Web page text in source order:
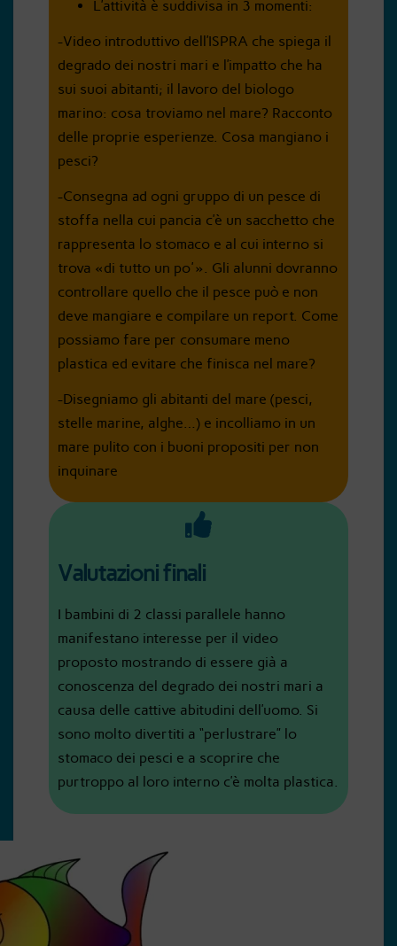
L’attività è suddivisa in 3 momenti:
-Video introduttivo dell’ISPRA che spiega il
degrado dei nostri mari e l’impatto che ha
sui suoi abitanti; il lavoro del biologo
marino: cosa troviamo nel mare? Racconto
delle proprie esperienze. Cosa mangiano i
pesci?
-Consegna ad ogni gruppo di un pesce di
stoffa nella cui pancia c’è un sacchetto che
rappresenta lo stomaco e al cui interno si
trova «di tutto un po'». Gli alunni dovranno
controllare quello che il pesce può e non
deve mangiare e compilare un report. Come
possiamo fare per consumare meno
plastica ed evitare che finisca nel mare?
-Disegniamo gli abitanti del mare (pesci,
stelle marine, alghe…) e incolliamo in un
mare pulito con i buoni propositi per non
inquinare
Valutazioni finali
I bambini di 2 classi parallele hanno
manifestano interesse per il video
proposto mostrando di essere già a
conoscenza del degrado dei nostri mari a
causa delle cattive abitudini dell’uomo. Si
sono molto divertiti a “perlustrare” lo
stomaco dei pesci e a scoprire che
purtroppo al loro interno c’è molta plastica.